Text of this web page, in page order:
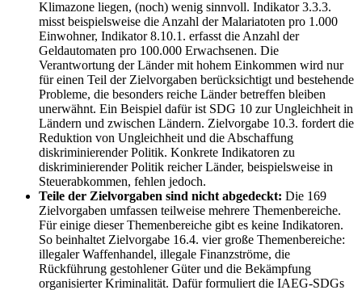
Klimazone liegen, (noch) wenig sinnvoll. Indikator 3.3.3.
misst beispielsweise die Anzahl der Malariatoten pro 1.000
Einwohner, Indikator 8.10.1. erfasst die Anzahl der
Geldautomaten pro 100.000 Erwachsenen. Die
Verantwortung der Länder mit hohem Einkommen wird nur
für einen Teil der Zielvorgaben berücksichtigt und bestehende
Probleme, die besonders reiche Länder betreffen bleiben
unerwähnt. Ein Beispiel dafür ist SDG 10 zur Ungleichheit in
Ländern und zwischen Ländern. Zielvorgabe 10.3. fordert die
Reduktion von Ungleichheit und die Abschaffung
diskriminierender Politik. Konkrete Indikatoren zu
diskriminierender Politik reicher Länder, beispielsweise in
Steuerabkommen, fehlen jedoch.
Teile der Zielvorgaben sind nicht abgedeckt: Die 169
Zielvorgaben umfassen teilweise mehrere Themenbereiche.
Für einige dieser Themenbereiche gibt es keine Indikatoren.
So beinhaltet Zielvorgabe 16.4. vier große Themenbereiche:
illegaler Waffenhandel, illegale Finanzströme, die
Rückführung gestohlener Güter und die Bekämpfung
organisierter Kriminalität. Dafür formuliert die IAEG-SDGs